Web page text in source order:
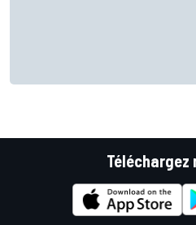
Téléchargez